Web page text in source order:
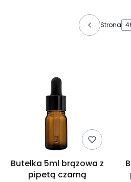
Strona
Butelka 5ml brązowa z
pipetą czarną